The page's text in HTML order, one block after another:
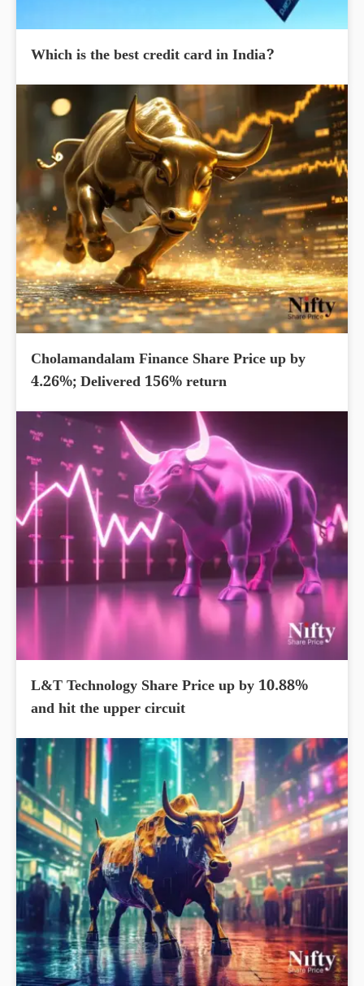
Which is the best credit card in India?
Cholamandalam Finance Share Price up by
4.26%; Delivered 156% return
L&T Technology Share Price up by 10.88%
and hit the upper circuit